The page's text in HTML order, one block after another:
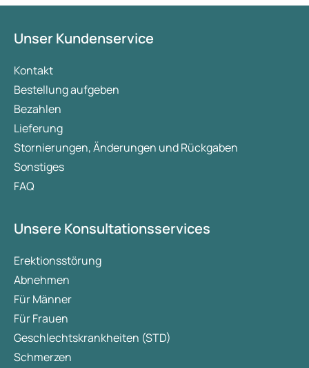
Unser Kundenservice
Kontakt
Bestellung aufgeben
Bezahlen
Lieferung
Stornierungen, Änderungen und Rückgaben
Sonstiges
FAQ
Unsere Konsultationsservices
Erektionsstörung
Abnehmen
Für Männer
Für Frauen
Geschlechtskrankheiten (STD)
Schmerzen